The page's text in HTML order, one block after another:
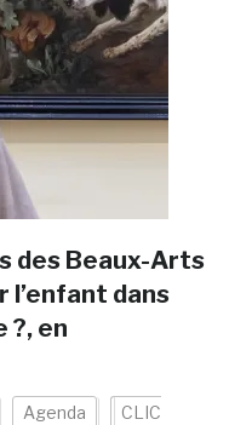
des Beaux-Arts
l’enfant dans
?, en
Agenda CLIC